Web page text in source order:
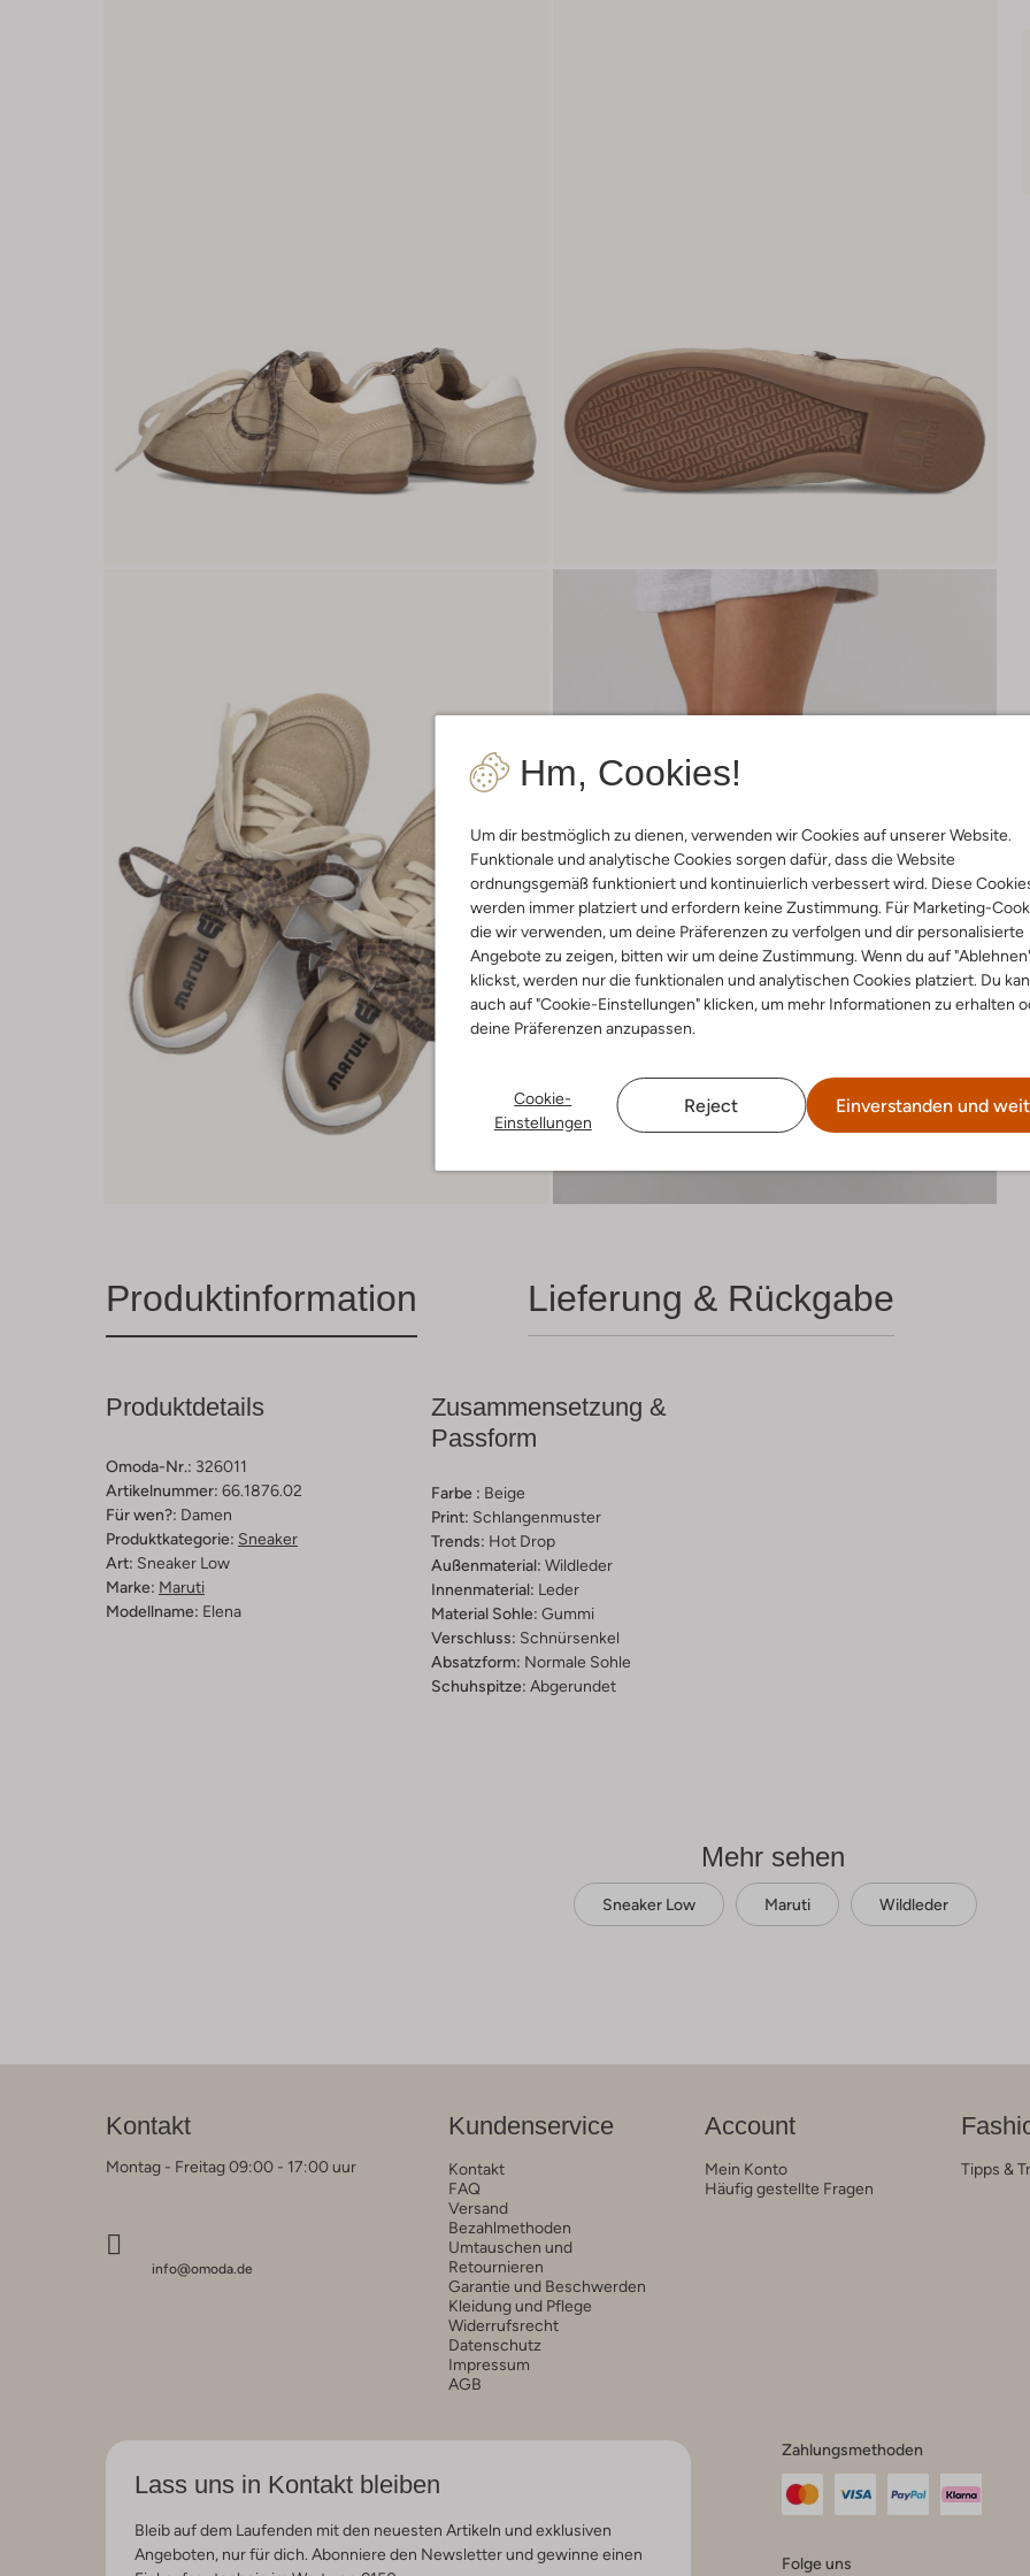
Hm, Cookies!
Um dir bestmöglich zu dienen, verwenden wir Cookies auf unserer Website.
Funktionale und analytische Cookies sorgen dafür, dass die Website
ordnungsgemäß funktioniert und kontinuierlich verbessert wird. Diese
werden immer platziert und erfordern keine Zustimmung. Für Marketing-
die wir verwenden, um deine Präferenzen zu verfolgen und dir personalisierte
Angebote zu zeigen, bitten wir um deine Zustimmung. Wenn du auf
klickst, werden nur die funktionalen und analytischen Cookies platziert. Du
auch auf "Cookie-Einstellungen" klicken, um mehr Informationen zu erhalten
deine Präferenzen anzupassen.
Cookie-
Einstellungen
Reject Einverstanden und
Produktinformation Lieferung & Rückgabe
Produktdetails
Omoda-Nr.: 326011
Artikelnummer: 66.1876.02
Für wen?: Damen
Produktkategorie: Sneaker
Art: Sneaker Low
Marke: Maruti
Modellname: Elena
Zusammensetzung &
Passform
Farbe : Beige
Print: Schlangenmuster
Trends: Hot Drop
Außenmaterial: Wildleder
Innenmaterial: Leder
Material Sohle: Gummi
Verschluss: Schnürsenkel
Absatzform: Normale Sohle
Schuhspitze: Abgerundet
Mehr sehen
Sneaker Low Maruti Wildleder
Kontakt
Montag - Freitag 09:00 - 17:00 uur
info@omoda.de
Kundenservice
Kontakt
FAQ
Versand
Bezahlmethoden
Umtauschen und
Retournieren
Garantie und Beschwerden
Kleidung und Pflege
Widerrufsrecht
Datenschutz
Impressum
AGB
Account
Mein Konto
Häufig gestellte Fragen
Tipps &
Lass uns in Kontakt bleiben
Bleib auf dem Laufenden mit den neuesten Artikeln und exklusiven
Angeboten, nur für dich. Abonniere den Newsletter und gewinne einen
Zahlungsmethoden
Folge uns